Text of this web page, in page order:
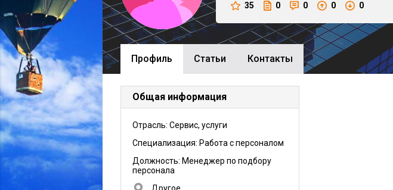
35 0 0 0 0
Профиль Cтатьи Контакты
Общая информация
Отрасль: Сервис, услуги
Специализация: Работа с персоналом
Должность: Менеджер по подбору
персонала